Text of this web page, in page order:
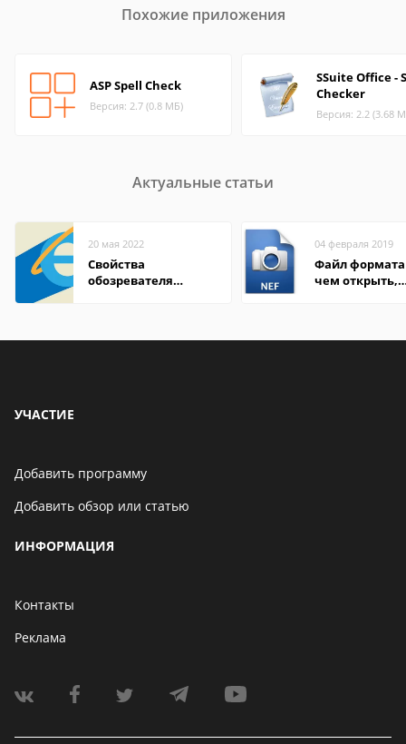
Похожие приложения
ASP Spell Check
Версия: 2.7 (0.8 МБ)
SSuite Office -
Checker
Версия: 2.2 (3.68
Актуальные статьи
20 мая 2022
Свойства
обозревателя
04 февраля 2019
Файл формата
чем открыть,
УЧАСТИЕ
Добавить программу
Добавить обзор или статью
ИНФОРМАЦИЯ
Контакты
Реклама